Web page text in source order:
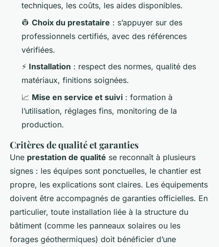
techniques, les coûts, les aides disponibles.
👷 Choix du prestataire : s’appuyer sur des
professionnels certifiés, avec des références
vérifiées.
⚡ Installation : respect des normes, qualité des
matériaux, finitions soignées.
📈 Mise en service et suivi : formation à
l’utilisation, réglages fins, monitoring de la
production.
Critères de qualité et garanties
Une prestation de qualité se reconnaît à plusieurs
signes : les équipes sont ponctuelles, le chantier est
propre, les explications sont claires. Les équipements
doivent être accompagnés de garanties officielles. En
particulier, toute installation liée à la structure du
bâtiment (comme les panneaux solaires ou les
forages géothermiques) doit bénéficier d’une